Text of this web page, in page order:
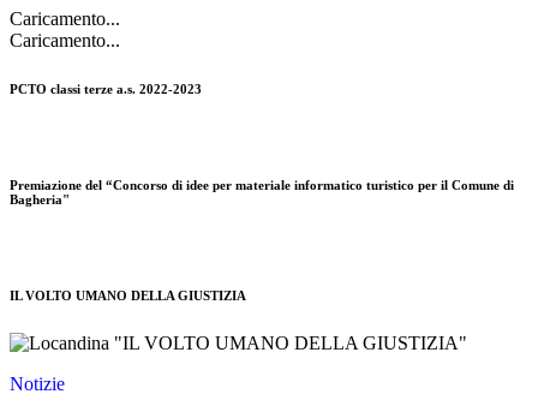
Caricamento...
Caricamento...
PCTO classi terze a.s. 2022-2023
Premiazione del “Concorso di idee per materiale informatico turistico per il Comune di
Bagheria"
IL VOLTO UMANO DELLA GIUSTIZIA
Notizie